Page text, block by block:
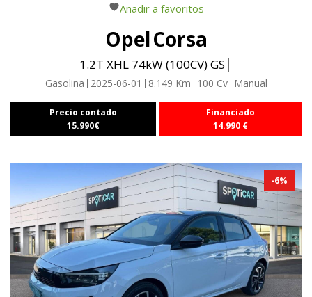
Añadir a favoritos
OpelCorsa
1.2T XHL 74kW (100CV) GS
Gasolina 2025-06-01 8.149 Km 100 Cv Manual
Precio contado
15.990€
Financiado
14.990 €
-6%